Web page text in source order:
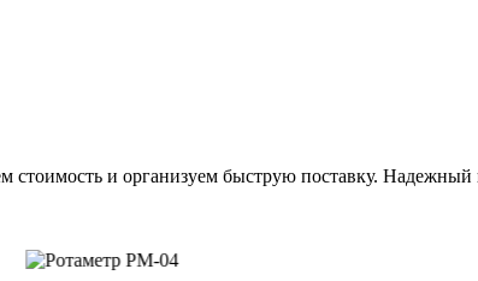
и организуем быструю поставку. Надежный